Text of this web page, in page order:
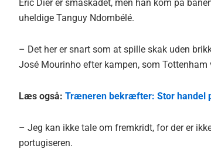
Eric Dier er småskadet, men han kom på
uheldige Tanguy Ndombélé.
– Det her er snart som at spille skak uden
José Mourinho efter kampen, som Tottenham
Læs også: Træneren bekræfter: Stor handel
– Jeg kan ikke tale om fremkridt, for der er
portugiseren.